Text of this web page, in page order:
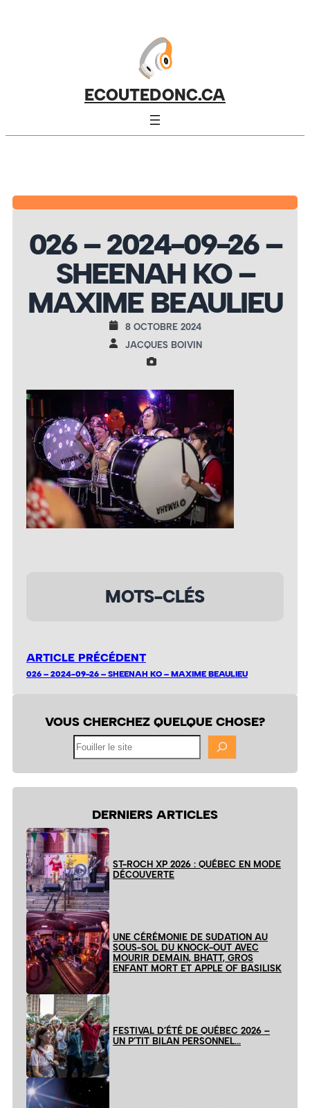
ECOUTEDONC.CA
026 – 2024-09-26 –
SHEENAH KO –
MAXIME BEAULIEU
8 OCTOBRE 2024
JACQUES BOIVIN
MOTS-CLÉS
ARTICLE PRÉCÉDENT
026 – 2024-09-26 – SHEENAH KO – MAXIME BEAULIEU
VOUS CHERCHEZ QUELQUE CHOSE?
DERNIERS ARTICLES
ST-ROCH XP 2026 : QUÉBEC EN MODE
DÉCOUVERTE
UNE CÉRÉMONIE DE SUDATION AU
SOUS-SOL DU KNOCK-OUT AVEC
MOURIR DEMAIN, BHATT, GROS
ENFANT MORT ET APPLE OF BASILISK
FESTIVAL D’ÉTÉ DE QUÉBEC 2026 –
UN P’TIT BILAN PERSONNEL…